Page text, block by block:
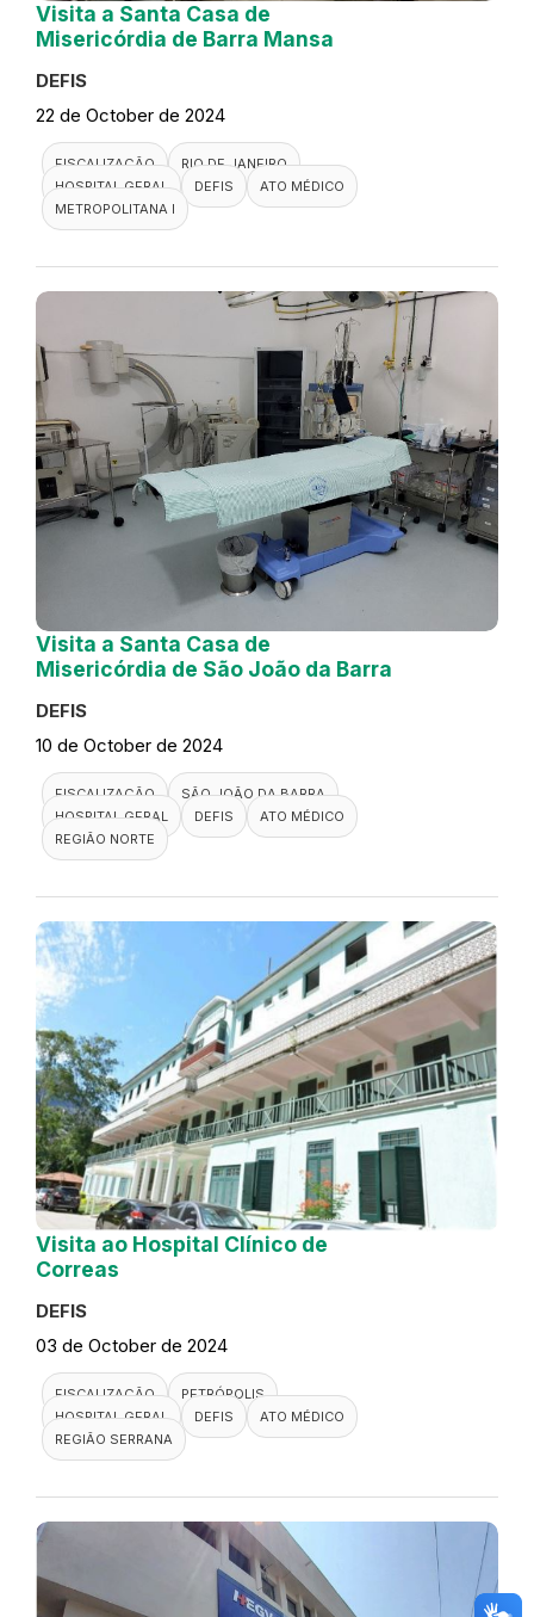
Visita a Santa Casa de
Misericórdia de Barra Mansa
DEFIS
22 de October de 2024
FISCALIZAÇÃO
RIO DE JANEIRO
HOSPITAL GERAL
DEFIS
ATO MÉDICO
METROPOLITANA I
Visita a Santa Casa de
Misericórdia de São João da Barra
DEFIS
10 de October de 2024
FISCALIZAÇÃO
SÃO JOÃO DA BARRA
HOSPITAL GERAL
DEFIS
ATO MÉDICO
REGIÃO NORTE
Visita ao Hospital Clínico de
Correas
DEFIS
03 de October de 2024
FISCALIZAÇÃO
PETRÓPOLIS
HOSPITAL GERAL
DEFIS
ATO MÉDICO
REGIÃO SERRANA